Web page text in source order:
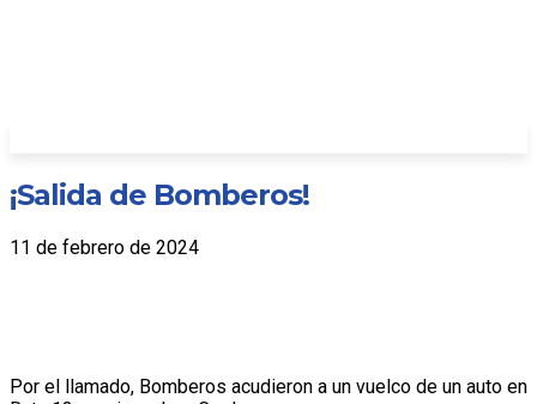
¡Salida de Bomberos!
11 de febrero de 2024
Por el llamado, Bomberos acudieron a un vuelco de un auto en